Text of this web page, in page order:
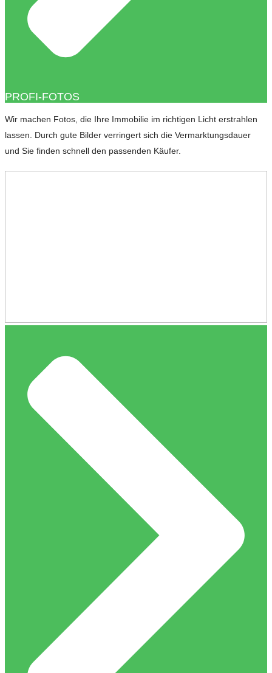
PROFI-FOTOS
Wir machen Fotos, die Ihre Immobilie im richtigen Licht erstrahlen
lassen. Durch gute Bilder verringert sich die Vermarktungsdauer
und Sie finden schnell den passenden Käufer.